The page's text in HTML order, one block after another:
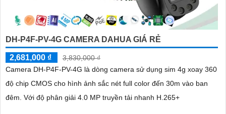
DH-P4F-PV-4G CAMERA DAHUA GIÁ RẺ
2,681,000 ₫
3,830,000 ₫
Camera DH-P4F-PV-4G là dòng camera sử dụng sim 4g xoay 360
độ chip CMOS cho hình ảnh sắc nét full color đến 30m vào ban
đêm. Với độ phân giải 4.0 MP truyền tải nhanh H.265+